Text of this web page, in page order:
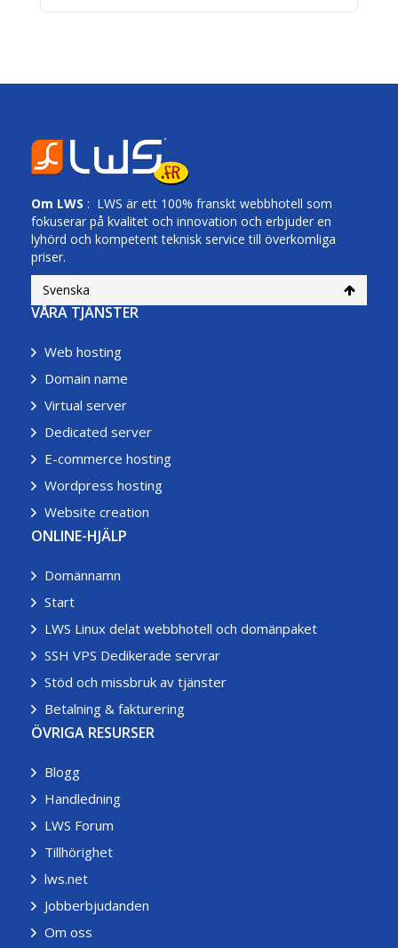
Om LWS : LWS är ett 100% franskt webbhotell som
fokuserar på kvalitet och innovation och erbjuder en
lyhörd och kompetent teknisk service till överkomliga
priser.
Svenska
VÅRA TJÄNSTER
Web hosting
Domain name
Virtual server
Dedicated server
E-commerce hosting
Wordpress hosting
Website creation
ONLINE-HJÄLP
Domännamn
Start
LWS Linux delat webbhotell och domänpaket
SSH VPS Dedikerade servrar
Stöd och missbruk av tjänster
Betalning & fakturering
ÖVRIGA RESURSER
Blogg
Handledning
LWS Forum
Tillhörighet
lws.net
Jobberbjudanden
Om oss